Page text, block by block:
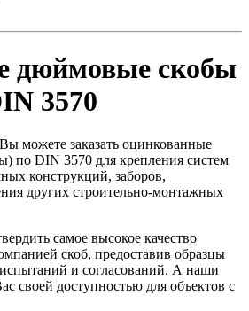
дюймовые скобы
3570
можете заказать оцинкованные
по DIN 3570 для крепления систем
конструкций, заборов,
других строительно-монтажных
самое высокое качество
скоб, предоставив образцы
и согласований. А наши
своей доступностью для объектов с